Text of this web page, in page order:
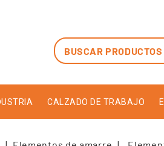
CALZADO DE TRABAJO